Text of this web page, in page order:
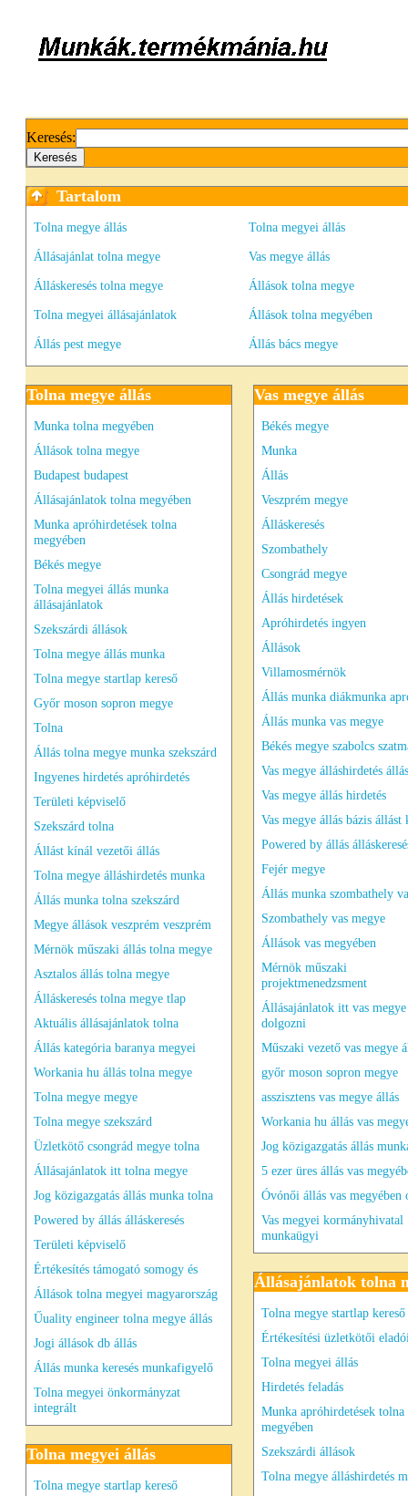
Keresés:
Tartalom
Tolna megye állás
Tolna megyei állás
Állásajánlat tolna megye
Vas megye állás
Álláskeresés tolna megye
Állások tolna megye
Tolna megyei állásajánlatok
Állások tolna megyében
Állás pest megye
Állás bács megye
Tolna megye állás
Munka tolna megyében
Állások tolna megye
Budapest budapest
Állásajánlatok tolna megyében
Munka apróhirdetések tolna
megyében
Békés megye
Tolna megyei állás munka
állásajánlatok
Szekszárdi állások
Tolna megye állás munka
Tolna megye startlap kereső
Győr moson sopron megye
Tolna
Állás tolna megye munka szekszárd
Ingyenes hirdetés apróhirdetés
Területi képviselő
Szekszárd tolna
Állást kínál vezetői állás
Tolna megye álláshirdetés munka
Állás munka tolna szekszárd
Megye állások veszprém veszprém
Mérnök műszaki állás tolna megye
Asztalos állás tolna megye
Álláskeresés tolna megye tlap
Aktuális állásajánlatok tolna
Állás kategória baranya megyei
Workania hu állás tolna megye
Tolna megye megye
Tolna megye szekszárd
Üzletkötő csongrád megye tolna
Állásajánlatok itt tolna megye
Jog közigazgatás állás munka tolna
Powered by állás álláskeresés
Területi képviselő
Értékesítés támogató somogy és
Állások tolna megyei magyarország
Űuality engineer tolna megye állás
Jogi állások db állás
Állás munka keresés munkafigyelő
Tolna megyei önkormányzat
integrált
Tolna megyei állás
Tolna megye startlap kereső
Vas megye állás
Békés megye
Munka
Állás
Veszprém megye
Álláskeresés
Szombathely
Csongrád megye
Állás hirdetések
Apróhirdetés ingyen
Állások
Villamosmérnök
Állás munka diákmunka
Állás munka vas megye
Békés megye szabolcs
Vas megye álláshirdetés állás
Vas megye állás hirdetés
Vas megye állás bázis állást
Powered by állás
Fejér megye
Állás munka szombathely
Szombathely vas megye
Állások vas megyében
Mérnök műszaki
projektmenedzsment
Állásajánlatok itt vas megye
dolgozni
Műszaki vezető vas megye
győr moson sopron megye
asszisztens vas megye állás
Workania hu állás vas
Jog közigazgatás állás
5 ezer üres állás vas
Óvónői állás vas megyében
Vas megyei kormányhivatal
munkaügyi
Állásajánlatok tolna
Tolna megye startlap kereső
Értékesítési üzletkötői
Tolna megyei állás
Hirdetés feladás
Munka apróhirdetések tolna
megyében
Szekszárdi állások
Tolna megye álláshirdetés